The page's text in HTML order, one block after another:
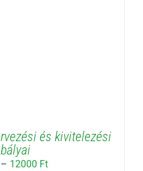
és kivitelezési
– 12000 FtÁrtartomány: